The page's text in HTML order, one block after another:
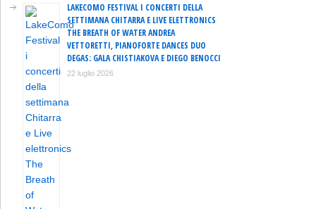
LAKECOMO FESTIVAL I CONCERTI DELLA
SETTIMANA CHITARRA E LIVE ELETTRONICS
THE BREATH OF WATER ANDREA
VETTORETTI, PIANOFORTE DANCES DUO
DEGAS: GALA CHISTIAKOVA E DIEGO BENOCCI
22 luglio 2026